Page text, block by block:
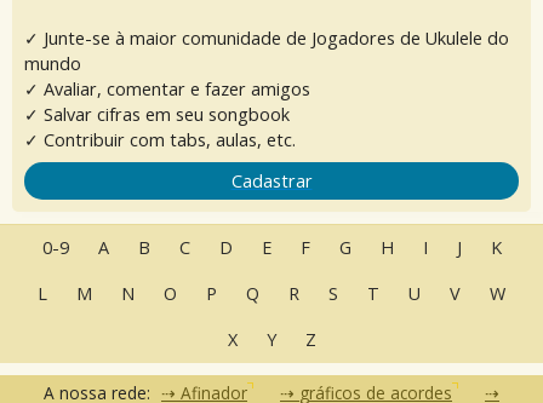
✓ Junte-se à maior comunidade de Jogadores de Ukulele do
mundo
✓ Avaliar, comentar e fazer amigos
✓ Salvar cifras em seu songbook
✓ Contribuir com tabs, aulas, etc.
Cadastrar
0-9 A B C D E F G H I J
K
L
M N O P Q R S T U V
W
X
Y Z
A nossa rede: Afinador gráficos de acordes